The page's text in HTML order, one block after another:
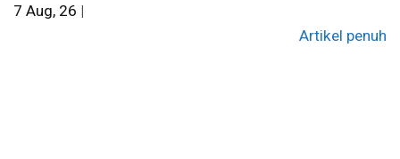
7 Aug, 26 |
Artikel penuh